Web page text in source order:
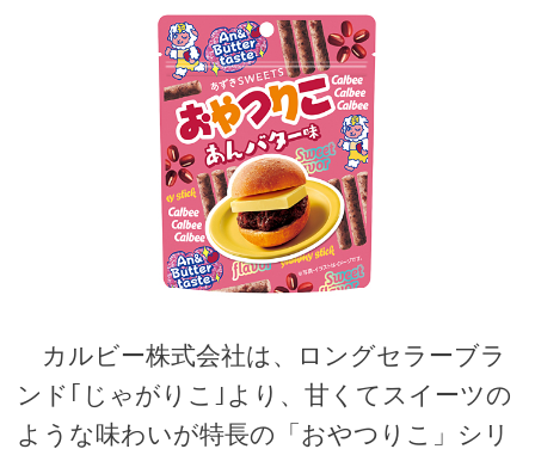
カルビー株式会社は、ロングセラーブラ
ンド｢じゃがりこ｣より、甘くてスイーツの
ような味わいが特長の「おやつりこ」シリ